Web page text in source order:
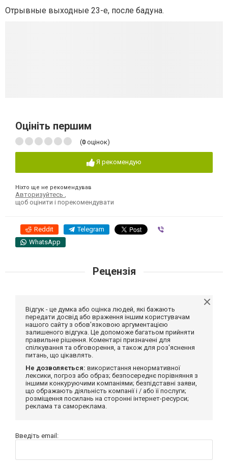
Отрывные выходные 23-е, после бадуна.
Оцініть першим
(0 оцінок)
Я рекомендую
Ніхто ще не рекомендував
Авторизуйтесь
щоб оцінити і порекомендувати
Reddit Telegram
WhatsApp
Рецензія
Відгук - це думка або оцінка людей, які бажають
передати досвід або враження іншим користувачам
нашого сайту з обов'язковою аргументацією
залишеного відгука. Це допоможе багатьом прийняти
правильне рішення. Коментарі призначені для
спілкування та обговорення, а також для роз'яснення
питань, що цікавлять.
Не дозволяється: використання ненормативної
лексики, погроз або образ; безпосереднє порівняння з
іншими конкуруючими компаніями; безпідставні заяви,
що ображають діяльність компанії і / або її послуги;
розміщення посилань на сторонні інтернет-ресурси;
реклама та самореклама.
Введіть email: